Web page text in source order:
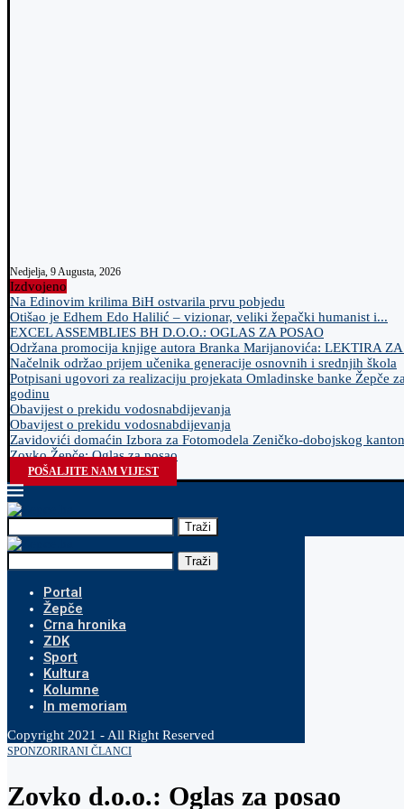
Nedjelja, 9 Augusta, 2026
Izdvojeno
Na Edinovim krilima BiH ostvarila prvu pobjedu
Otišao je Edhem Edo Halilić – vizionar, veliki žepački humanist i...
EXCEL ASSEMBLIES BH D.O.O.: OGLAS ZA POSAO
Održana promocija knjige autora Branka Marijanovića: LEKTIRA
Načelnik održao prijem učenika generacije osnovnih i srednjih škola
Potpisani ugovori za realizaciju projekata Omladinske banke Žepče
godinu
Obavijest o prekidu vodosnabdijevanja
Obavijest o prekidu vodosnabdijevanja
Zavidovići domaćin Izbora za Fotomodela Zeničko-dobojskog
Zovko Žepče: Oglas za posao
POŠALJITE NAM VIJEST
Traži
Traži
Portal
Žepče
Crna hronika
ZDK
Sport
Kultura
Kolumne
In memoriam
Copyright 2021 - All Right Reserved
SPONZORIRANI ČLANCI
Zovko d.o.o.: Oglas za posao